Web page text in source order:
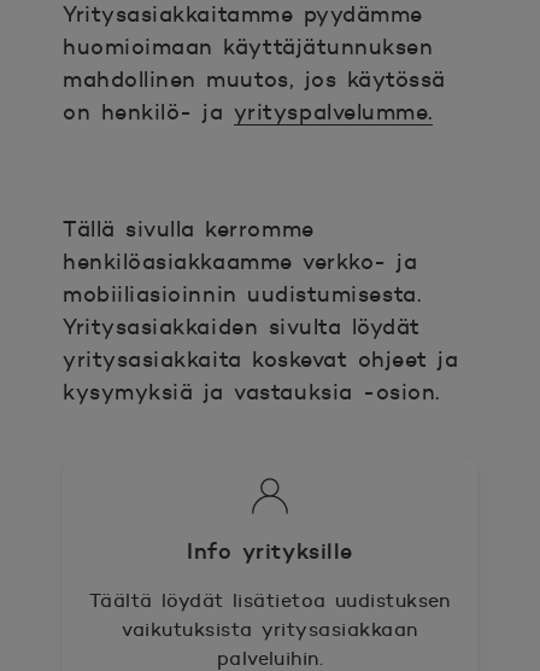
Yritysasiakkaitamme pyydämme
huomioimaan käyttäjätunnuksen
mahdollinen muutos, jos käytössä
on henkilö- ja yrityspalvelumme.
Tällä sivulla kerromme
henkilöasiakkaamme verkko- ja
mobiiliasioinnin uudistumisesta.
Yritysasiakkaiden sivulta löydät
yritysasiakkaita koskevat ohjeet ja
kysymyksiä ja vastauksia -osion.
Info yrityksille
Täältä löydät lisätietoa uudistuksen
vaikutuksista yritysasiakkaan
palveluihin.